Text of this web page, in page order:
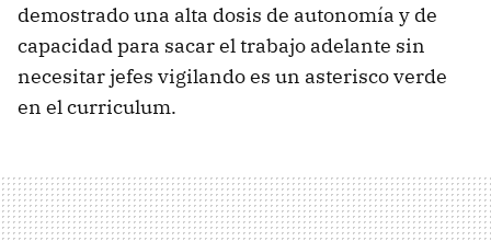
demostrado una alta dosis de autonomía y de
capacidad para sacar el trabajo adelante sin
necesitar jefes vigilando es un asterisco verde
en el curriculum.